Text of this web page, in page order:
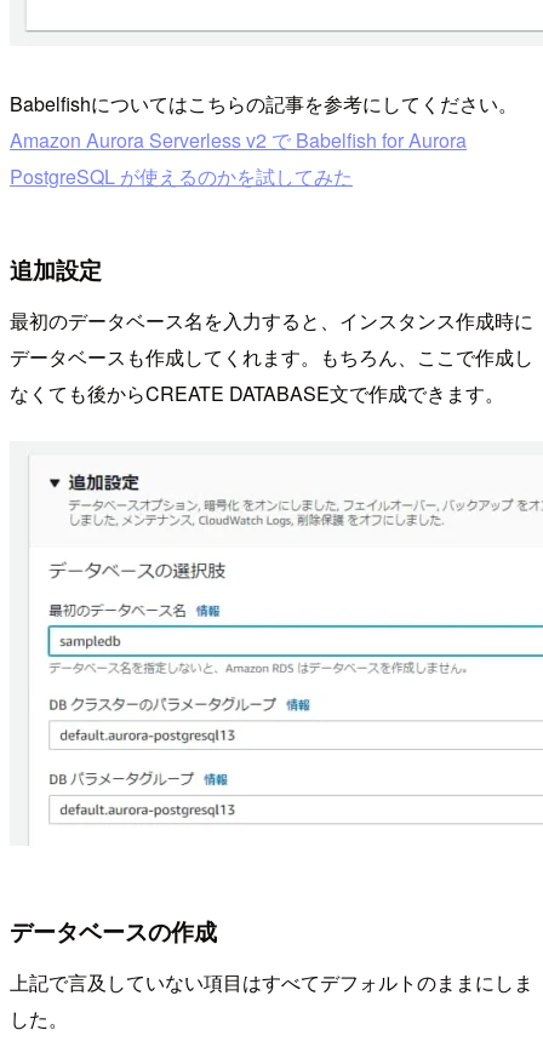
Babelfishについてはこちらの記事を参考にしてください。
Amazon Aurora Serverless v2 で Babelfish for Aurora
PostgreSQL が使えるのかを試してみた
追加設定
最初のデータベース名を入力すると、インスタンス作成時に
データベースも作成してくれます。もちろん、ここで作成し
なくても後からCREATE DATABASE文で作成できます。
データベースの作成
上記で言及していない項目はすべてデフォルトのままにしま
した。